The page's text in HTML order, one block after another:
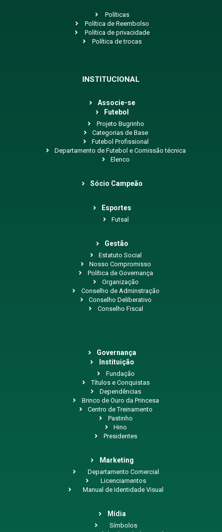
Políticas
Política de Reembolso
Política de privacidade
Política de trocas
INSTITUCIONAL
Associe-se
Futebol
Projeto Bugrinho
Categorias de Base
Futebol Profissional
Departamento de Futebol e Comissão técnica
Elenco
Sócio Campeão
Esportes
Futsal
Gestão
Estatuto Social
Nosso Compromisso
Política de Governança
Organização
Conselho de Adminstração
Conselho Deliberativo
Conselho Fiscal
Governança
Instituição
Fundação
Títulos e Conquistas
Dependências
Brinco de Ouro da Princesa
Centro de Treinamento
Pastinho
Hino
Presidentes
Marketing
Departamento Comercial
Licenciamentos
Manual de Identidade Visual
Mídia
Símbolos